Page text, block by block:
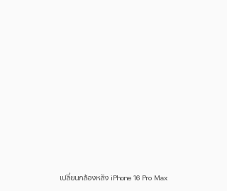
เปลี่ยนกล้องหลัง iPhone 16 Pro Max